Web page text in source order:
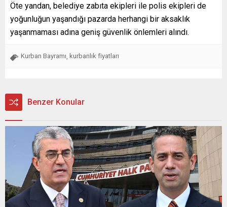
Öte yandan, belediye zabıta ekipleri ile polis ekipleri de
yoğunluğun yaşandığı pazarda herhangi bir aksaklık
yaşanmaması adına geniş güvenlik önlemleri alındı.
Kurban Bayramı kurbanlık fiyatları
Benzer Konular